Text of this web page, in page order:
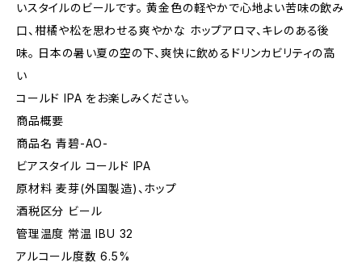
いスタイルのビールです。 黄金色の軽やかで心地よい苦味の飲み
口、柑橘や松を思わせる爽やかな ホップアロマ、キレのある後
味。 日本の暑い夏の空の下、爽快に飲めるドリンカビリティの高
い
コールド IPA をお楽しみください。
商品概要
商品名 青碧-AO-
ビアスタイル コールド IPA
原材料 麦芽(外国製造)、ホップ
酒税区分 ビール
管理温度 常温 IBU 32
アルコール度数 6.5%